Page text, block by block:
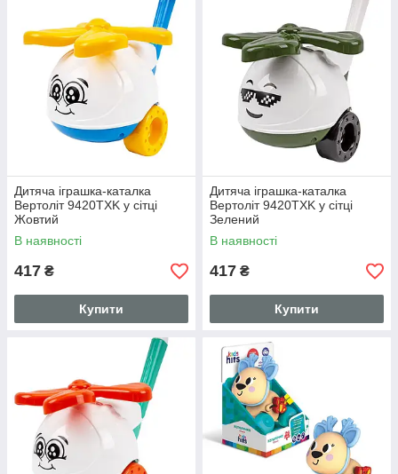
Дитяча іграшка-каталка
Вертоліт 9420TXK у сітці
Жовтий
В наявності
417 ₴
Купити
Дитяча іграшка-каталка
Вертоліт 9420TXK у сітці
Зелений
В наявності
417 ₴
Купити